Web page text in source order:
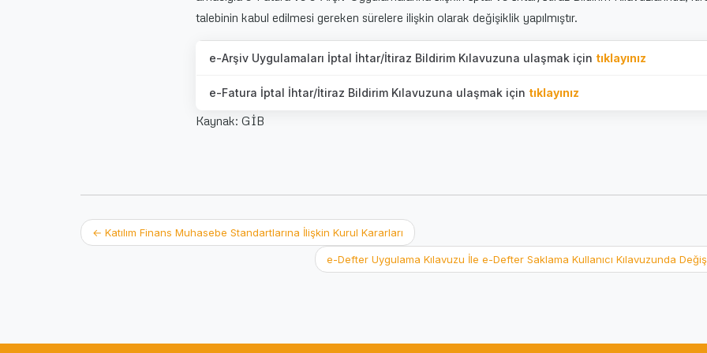
talebinin kabul edilmesi gereken sürelere ilişkin olarak değişiklik yapılmıştır.
e-Arşiv Uygulamaları İptal İhtar/İtiraz Bildirim Kılavuzuna ulaşmak için tıklayınız
e-Fatura İptal İhtar/İtiraz Bildirim Kılavuzuna ulaşmak için tıklayınız
Kaynak: GİB
Post
← Katılım Finans Muhasebe Standartlarına İlişkin Kurul Kararları
e-Defter Uygulama Kılavuzu İle e-Defter Saklama Kullanıcı Kılavuzunda